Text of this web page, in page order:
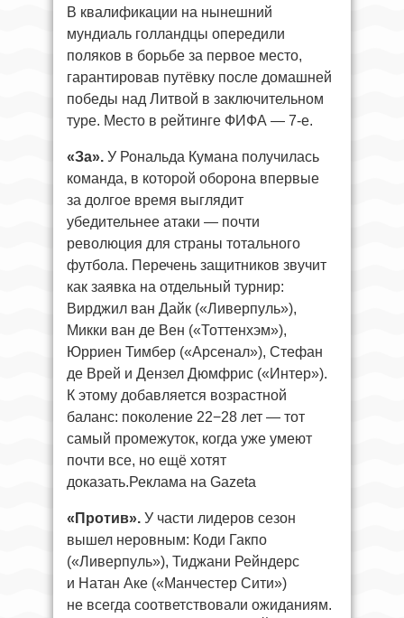
В квалификации на нынешний
мундиаль голландцы опередили
поляков в борьбе за первое место,
гарантировав путёвку после домашней
победы над Литвой в заключительном
туре. Место в рейтинге ФИФА — 7-е.
«За». У Рональда Кумана получилась
команда, в которой оборона впервые
за долгое время выглядит
убедительнее атаки — почти
революция для страны тотального
футбола. Перечень защитников звучит
как заявка на отдельный турнир:
Вирджил ван Дайк («Ливерпуль»),
Микки ван де Вен («Тоттенхэм»),
Юрриен Тимбер («Арсенал»), Стефан
де Врей и Дензел Дюмфрис («Интер»).
К этому добавляется возрастной
баланс: поколение 22−28 лет — тот
самый промежуток, когда уже умеют
почти все, но ещё хотят
доказать.Реклама на Gazeta
«Против». У части лидеров сезон
вышел неровным: Коди Гакпо
(«Ливерпуль»), Тиджани Рейндерс
и Натан Аке («Манчестер Сити»)
не всегда соответствовали ожиданиям.